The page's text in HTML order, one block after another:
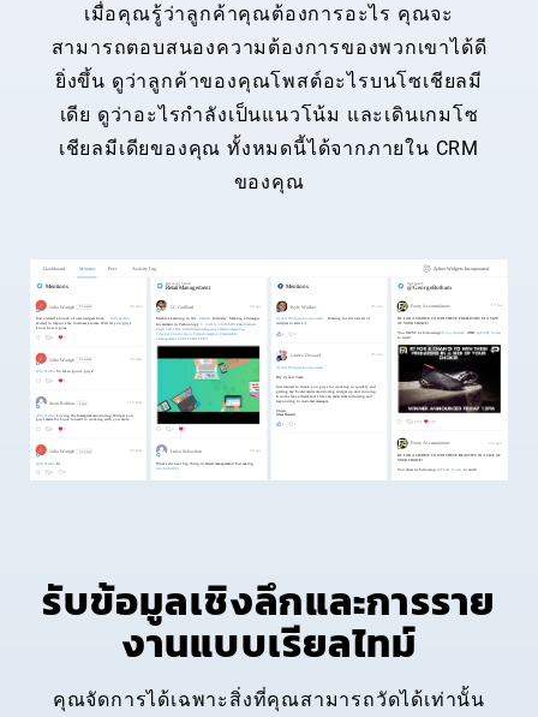
เมื่อคุณรู้ว่าลูกค้าคุณต้องการอะไร คุณจะ
สามารถตอบสนองความต้องการของพวกเขาได้ดี
ยิ่งขึ้น ดูว่าลูกค้าของคุณโพสต์อะไรบนโซเชียลมี
เดีย ดูว่าอะไรกำลังเป็นแนวโน้ม และเดินเกมโซ
เชียลมีเดียของคุณ ทั้งหมดนี้ได้จากภายใน CRM
ของคุณ
รับข้อมูลเชิงลึกและการราย
งานแบบเรียลไทม์
คุณจัดการได้เฉพาะสิ่งที่คุณสามารถวัดได้เท่านั้น